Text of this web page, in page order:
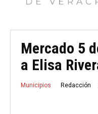
Mercado 5
a Elisa
Municipios Redacción